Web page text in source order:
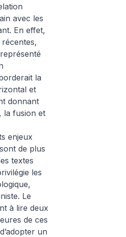
avec les
En effet,
la
et
donnant
la fusion et
enjeux
de plus
textes
les
Le
à lire deux
de ces
un